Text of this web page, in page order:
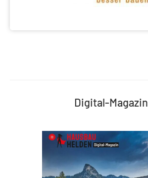
Digital-Magazin